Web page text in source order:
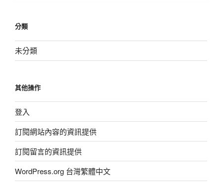
分類
未分類
其他操作
登入
訂閱網站內容的資訊提供
訂閱留言的資訊提供
WordPress.org 台灣繁體中文